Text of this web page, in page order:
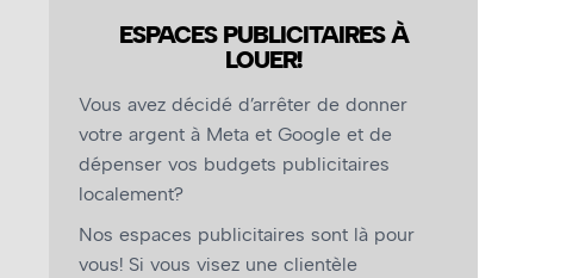
ESPACES PUBLICITAIRES À
LOUER!
Vous avez décidé d’arrêter de donner
votre argent à Meta et Google et de
dépenser vos budgets publicitaires
localement?
Nos espaces publicitaires sont là pour
vous! Si vous visez une clientèle